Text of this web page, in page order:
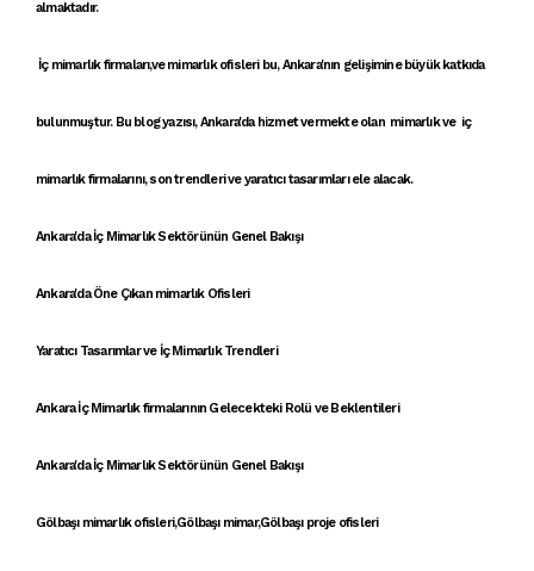
almaktadır.
İç mimarlık firmaları,vemimarlık ofisleribu,Ankara'nın gelişimine büyük katkıda
bulunmuştur. Bu blog yazısı,Ankara'da hizmet vermekte olan mimarlık veiç
mimarlık firmalarını,son trendleri veyaratıcı tasarımlarıele alacak.
Ankara'da İç Mimarlık Sektörünün Genel Bakışı
Ankara'da Öne Çıkan mimarlık Ofisleri
Yaratıcı Tasarımlar ve İç Mimarlık Trendleri
Ankara İç Mimarlık firmalarının Gelecekteki Rolü ve Beklentileri
Ankara'da İç Mimarlık Sektörünün Genel Bakışı
Gölbaşı mimarlık ofisleri,Gölbaşı mimar,Gölbaşı proje ofisleri